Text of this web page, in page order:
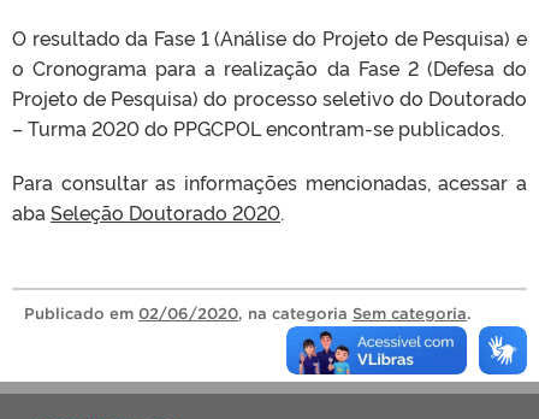
O resultado da Fase 1 (Análise do Projeto de Pesquisa) e
o Cronograma para a realização da Fase 2 (Defesa do
Projeto de Pesquisa) do processo seletivo do Doutorado
– Turma 2020 do PPGCPOL encontram-se publicados.
Para consultar as informações mencionadas, acessar a
aba Seleção Doutorado 2020.
Publicado em 02/06/2020, na categoria Sem categoria.